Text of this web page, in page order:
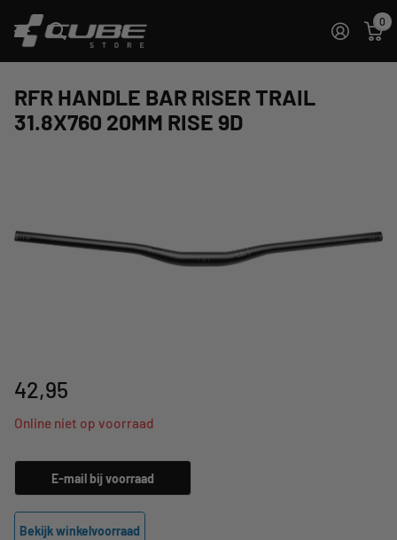
0
RFR HANDLE BAR RISER TRAIL
31.8X760 20MM RISE 9D
42,95
Online niet op voorraad
E-mail bij voorraad
Bekijk winkelvoorraad